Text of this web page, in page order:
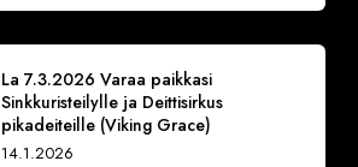
La 7.3.2026 Varaa paikkasi
Sinkkuristeilylle ja Deittisirkus
pikadeiteille (Viking Grace)
14.1.2026